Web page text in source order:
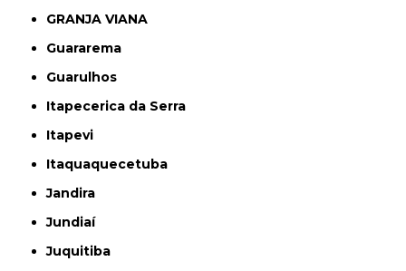
GRANJA VIANA
Guararema
Guarulhos
Itapecerica da Serra
Itapevi
Itaquaquecetuba
Jandira
Jundiaí
Juquitiba